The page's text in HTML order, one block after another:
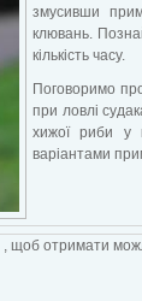
змусивши
клювань.
кількість часу.
Поговоримо
при ловлі
хижої риби у
варіантами
, щоб отримати